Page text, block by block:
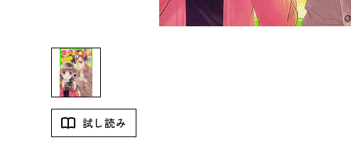
試し読み